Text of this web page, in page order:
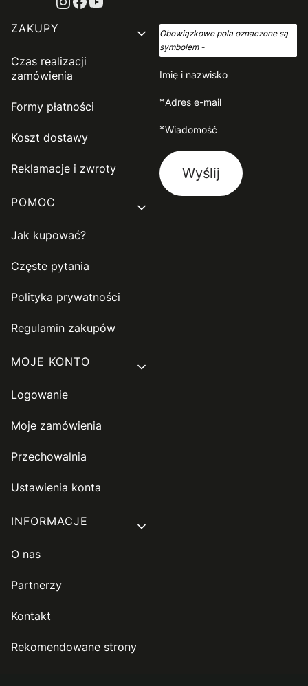
Linki w stopce
ZAKUPY
Czas realizacji
zamówienia
Formy płatności
Koszt dostawy
Reklamacje i zwroty
POMOC
Jak kupować?
Częste pytania
Polityka prywatności
Regulamin zakupów
MOJE KONTO
Logowanie
Moje zamówienia
Przechowalnia
Ustawienia konta
INFORMACJE
O nas
Partnerzy
Kontakt
Rekomendowane strony
Obowiązkowe pola oznaczone są
symbolem -
Imię i nazwisko
*Adres e-mail
*Wiadomość
Wyślij